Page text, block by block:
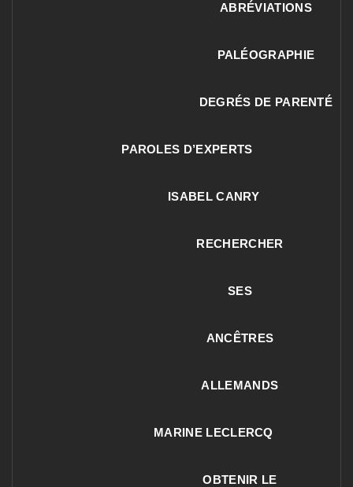
ABRÉVIATIONS
PALÉOGRAPHIE
DEGRÉS DE PARENTÉ
PAROLES D’EXPERTS
ISABEL CANRY
RECHERCHER
SES
ANCÊTRES
ALLEMANDS
MARINE LECLERCQ
OBTENIR LE